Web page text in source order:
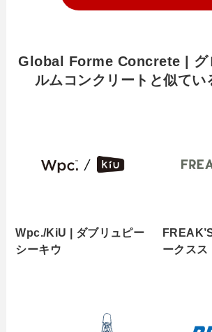
Global Forme Concrete | グ
ルムコンクリートと似てい
Wpc./KiU | ダブリュピー
シーキウ
ークスス